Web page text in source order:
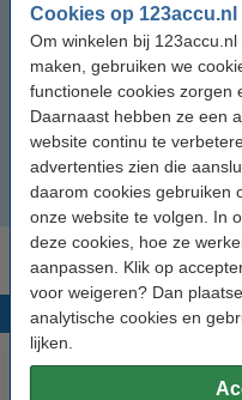
Cookies op 123accu.nl
Om winkelen bij
maken, gebruiken we
functionele cookies zorgen
Daarnaast hebben ze een
website continu te
advertenties zien die
daarom cookies gebruiken
onze website te volgen. In
deze cookies, hoe ze
aanpassen. Klik op
voor weigeren? Dan
analytische cookies en
lijken.
Sony BVW-570
Sony BVW-590
Sony BVW-D600
Sony PDW-D1 BVM-D9H5E